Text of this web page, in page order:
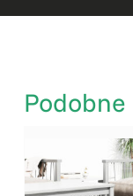
Podobne